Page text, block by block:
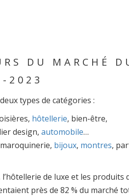
DU MARCHÉ
2023
types de catégories :
hôtellerie, bien-être,
design, automobile…
bijoux, montres,
de luxe et les produits
près de 82 % du marché